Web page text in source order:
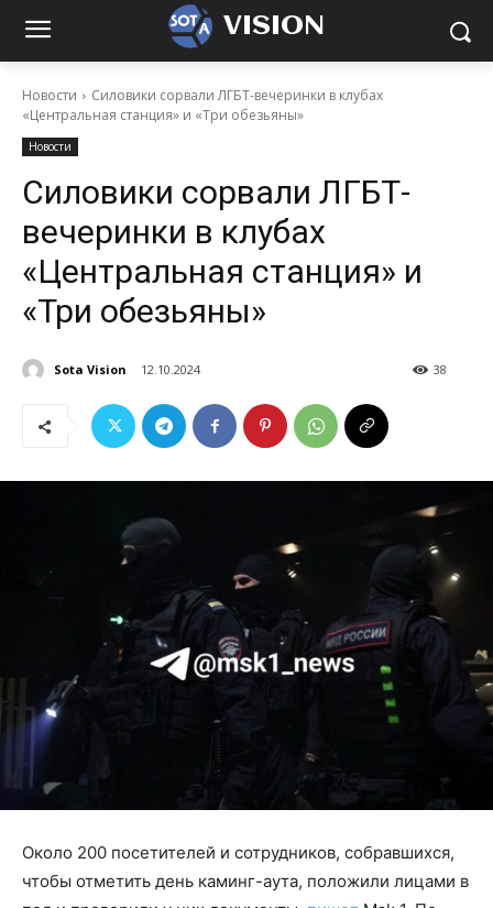
VISION
Новости
Силовики сорвали ЛГБТ-вечеринки в клубах
«Центральная станция» и «Три обезьяны»
Новости
Силовики сорвали ЛГБТ-
вечеринки в клубах
«Центральная станция» и
«Три обезьяны»
Sota Vision 12.10.2024 38
Около 200 посетителей и сотрудников, собравшихся,
чтобы отметить день каминг-аута, положили лицами в